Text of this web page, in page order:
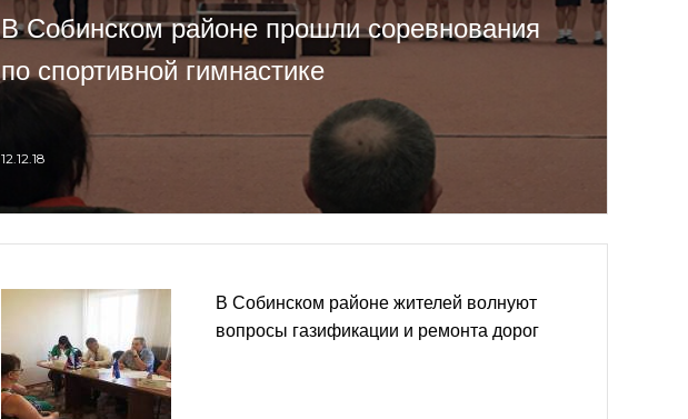
В Собинском районе прошли соревнования
по спортивной гимнастике
12.12.18
В Собинском районе жителей волнуют
вопросы газификации и ремонта дорог